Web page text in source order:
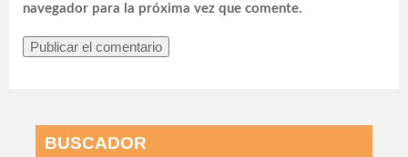
navegador para la próxima vez que comente.
BUSCADOR